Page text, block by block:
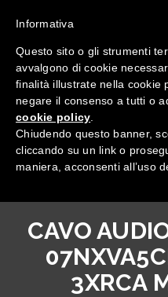
Tutte le categorie
CAVO
3XRCA
Informativa
Questo sito o gli strumenti
avvalgono di cookie
finalità illustrate nella cookie
negare il consenso a tutti o
cookie policy
Chiudendo questo banner,
cliccando su un link o
maniera, acconsenti all’uso